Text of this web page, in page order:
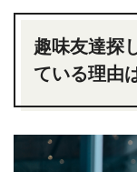
趣味友達探
ている理由